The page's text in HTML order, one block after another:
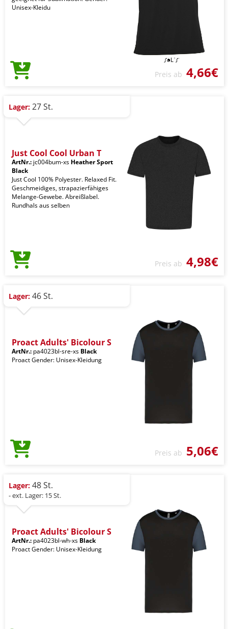
Unisex-Kleidu
Preis ab 4,66€
Lager: 27 St.
Just Cool Cool Urban T
ArtNr.: jc004bum-xs Heather Sport
Black
Just Cool 100% Polyester. Relaxed Fit.
Geschmeidiges, strapazierfähiges
Melange-Gewebe. Abreißlabel.
Rundhals aus selben
Preis ab 4,98€
Lager: 46 St.
Proact Adults' Bicolour S
ArtNr.: pa4023bl-sre-xs Black
Proact Gender: Unisex-Kleidung
Preis ab 5,06€
Lager: 48 St.
- ext. Lager: 15 St.
Proact Adults' Bicolour S
ArtNr.: pa4023bl-wh-xs Black
Proact Gender: Unisex-Kleidung